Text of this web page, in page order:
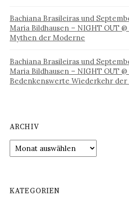
Bachiana Brasileiras und
Maria Bildhausen – NIGHT OUT
Mythen der Moderne
Bachiana Brasileiras und
Maria Bildhausen – NIGHT OUT
Bedenkenswerte Wiederkehr
ARCHIV
Archiv
KATEGORIEN